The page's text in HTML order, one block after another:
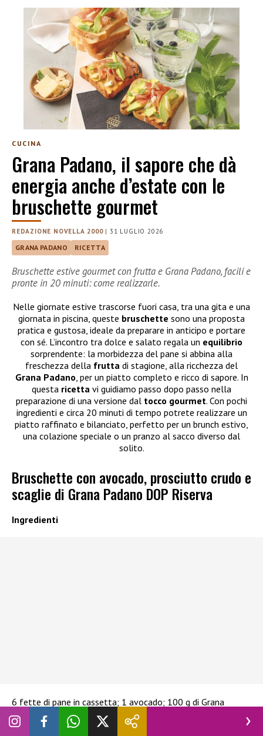
CUCINA
Grana Padano, il sapore che dà
energia anche d’estate con le
bruschette gourmet
REDAZIONE NOVELLA 2000|31 LUGLIO 2026
GRANA PADANO RICETTA
Bruschette estive gourmet con frutta e Grana Padano, facili e
pronte in 20 minuti: come realizzarle.
Nelle giornate estive trascorse fuori casa, tra una gita e una
giornata in piscina, queste bruschette sono una proposta
pratica e gustosa, ideale da preparare in anticipo e portare
con sé. L’incontro tra dolce e salato regala un equilibrio
sorprendente: la morbidezza del pane si abbina alla
freschezza della frutta di stagione, alla ricchezza del
Grana Padano , per un piatto completo e ricco di sapore. In
questa ricetta vi guidiamo passo dopo passo nella
preparazione di una versione dal tocco gourmet. Con pochi
ingredienti e circa 20 minuti di tempo potrete realizzare un
piatto raffinato e bilanciato, perfetto per un brunch estivo,
una colazione speciale o un pranzo al sacco diverso dal
solito.
Bruschette con avocado, prosciutto crudo e
scaglie di Grana Padano DOP Riserva
Ingredienti
6 fette di pane in cassetta; 1 avocado; 100 g di Grana
Padano Riserva; 100 g di prosciutto crudo; 1 limone; menta;
olio extravergine di oliva; sale; pepe